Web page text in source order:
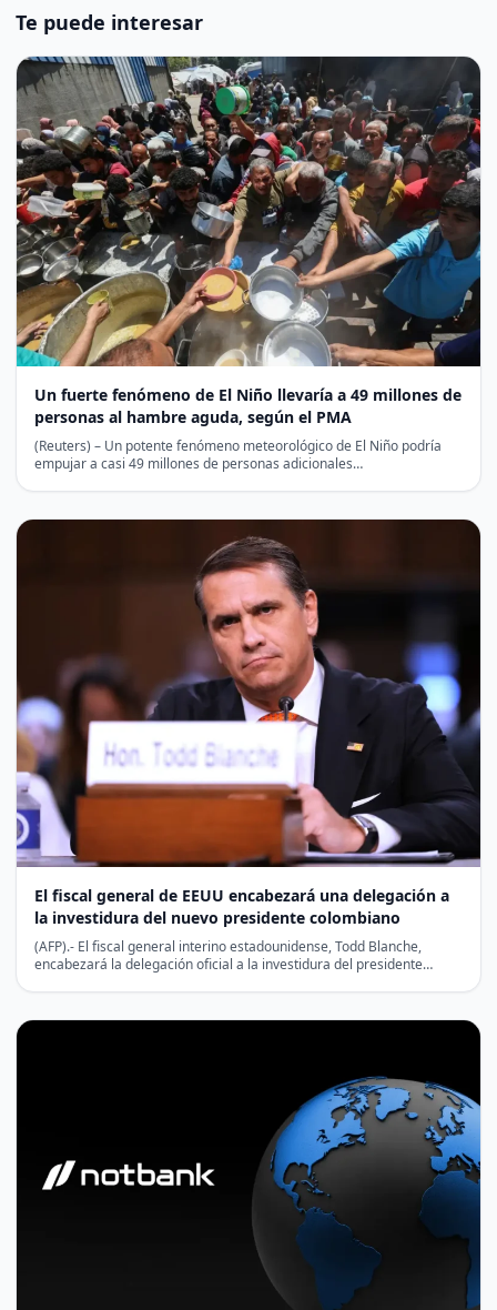
Te puede interesar
Un fuerte fenómeno de El Niño llevaría a 49 millones de
personas al hambre aguda, según el PMA
(Reuters) – Un potente fenómeno meteorológico de El Niño podría
empujar a casi 49 millones de personas adicionales…
El fiscal general de EEUU encabezará una delegación a
la investidura del nuevo presidente colombiano
(AFP).- El fiscal general interino estadounidense, Todd Blanche,
encabezará la delegación oficial a la investidura del presidente